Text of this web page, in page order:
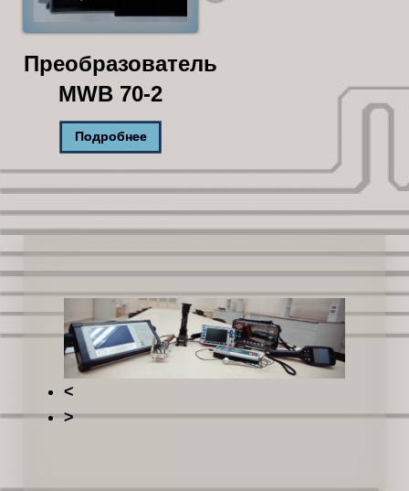
Преобразователь
MWB 70-2
Подробнее
<
>